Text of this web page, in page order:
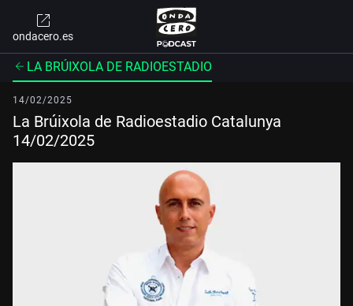
ondacero.es
LA BRÚIXOLA DE RADIOESTADIO
14/02/2025
La Brúixola de Radioestadio Catalunya
14/02/2025